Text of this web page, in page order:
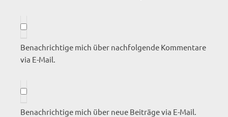
Benachrichtige mich über nachfolgende Kommentare
via E-Mail.
Benachrichtige mich über neue Beiträge via E-Mail.